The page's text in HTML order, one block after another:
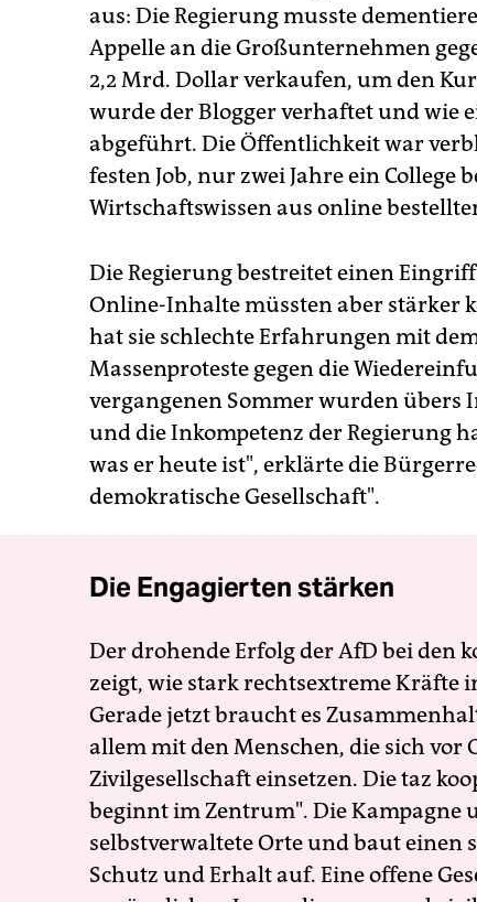
aus: Die Regierung musste
Appelle an die Großunternehmen
2,2 Mrd. Dollar verkaufen, um den
wurde der Blogger verhaftet und wie
abgeführt. Die Öffentlichkeit war
festen Job, nur zwei Jahre ein College
Wirtschaftswissen aus online
Die Regierung bestreitet einen
Online-Inhalte müssten aber stärker
hat sie schlechte Erfahrungen mit
Massenproteste gegen die
vergangenen Sommer wurden übers
und die Inkompetenz der Regierung
was er heute ist", erklärte die
demokratische Gesellschaft".
Die Engagierten stärken
Der drohende Erfolg der AfD bei den
zeigt, wie stark rechtsextreme Kräfte
Gerade jetzt braucht es
allem mit den Menschen, die sich vor
Zivilgesellschaft einsetzen. Die taz
beginnt im Zentrum". Die Kampagne
selbstverwaltete Orte und baut einen
Schutz und Erhalt auf. Eine offene